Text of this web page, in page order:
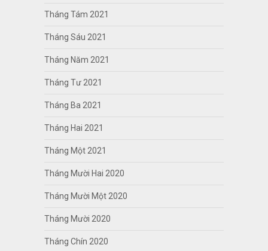
Tháng Tám 2021
Tháng Sáu 2021
Tháng Năm 2021
Tháng Tư 2021
Tháng Ba 2021
Tháng Hai 2021
Tháng Một 2021
Tháng Mười Hai 2020
Tháng Mười Một 2020
Tháng Mười 2020
Tháng Chín 2020